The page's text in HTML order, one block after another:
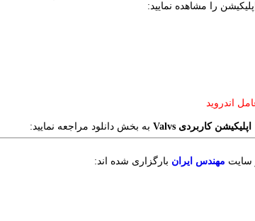
را مشاهده نمایید:
اندروید
اپلیکیشن کاربردی Valvs به بخش دانلود مراجعه نمایید:
سایت مهندس ایران بارگزاری شده اند: